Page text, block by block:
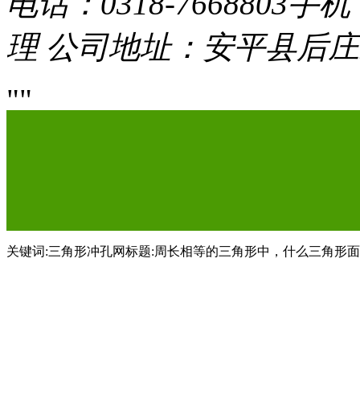
理 公司地址：安平县后
关键词:三角形冲孔网标题:周长相等的三角形中，什么三角形